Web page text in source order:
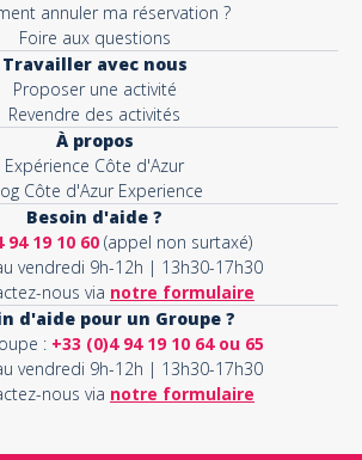
annuler ma réservation ?
Foire aux questions
Travailler avec nous
Proposer une activité
Revendre des activités
À propos
Expérience Côte d'Azur
Côte d'Azur Experience
Besoin d'aide ?
94 19 10 60 (appel non surtaxé)
vendredi 9h-12h | 13h30-17h30
nous via notre formulaire
d'aide pour un Groupe ?
: +33 (0)4 94 19 10 64 ou 65
vendredi 9h-12h | 13h30-17h30
nous via notre formulaire